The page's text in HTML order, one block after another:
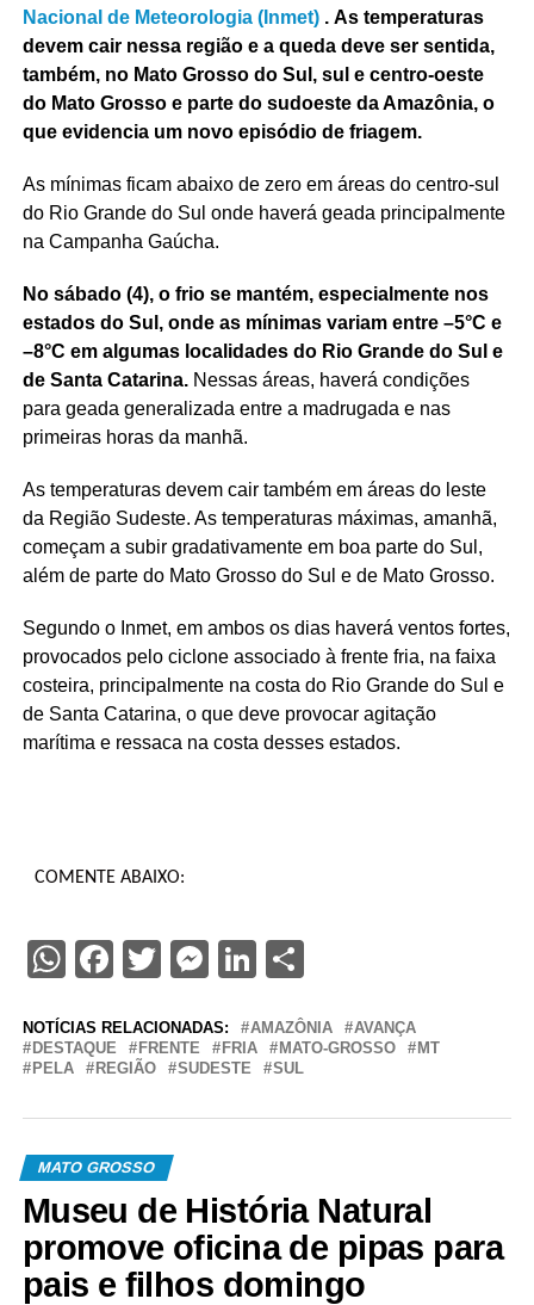
Nacional de Meteorologia (Inmet). As temperaturas
devem cair nessa região e a queda deve ser sentida,
também, no Mato Grosso do Sul, sul e centro-oeste
do Mato Grosso e parte do sudoeste da Amazônia, o
que evidencia um novo episódio de friagem.
As mínimas ficam abaixo de zero em áreas do centro-sul
do Rio Grande do Sul onde haverá geada principalmente
na Campanha Gaúcha.
No sábado (4), o frio se mantém, especialmente nos
estados do Sul, onde as mínimas variam entre –5°C e
–8°C em algumas localidades do Rio Grande do Sul e
de Santa Catarina.Nessas áreas, haverá condições
para geada generalizada entre a madrugada e nas
primeiras horas da manhã.
As temperaturas devem cair também em áreas do leste
da Região Sudeste. As temperaturas máximas, amanhã,
começam a subir gradativamente em boa parte do Sul,
além de parte do Mato Grosso do Sul e de Mato Grosso.
Segundo o Inmet, em ambos os dias haverá ventos fortes,
provocados pelo ciclone associado à frente fria, na faixa
costeira, principalmente na costa do Rio Grande do Sul e
de Santa Catarina, o que deve provocar agitação
marítima e ressaca na costa desses estados.
COMENTE ABAIXO:
WhatsApp
Facebook
Twitter
Messenger
LinkedIn
Share
NOTÍCIAS RELACIONADAS: AMAZÔNIA
AVANÇA
DESTAQUE
FRENTE FRIA MATO-GROSSO
MT
PELA
REGIÃO SUDESTE SUL
MATO GROSSO
Museu de História Natural
promove oficina de pipas para
pais e filhos domingo